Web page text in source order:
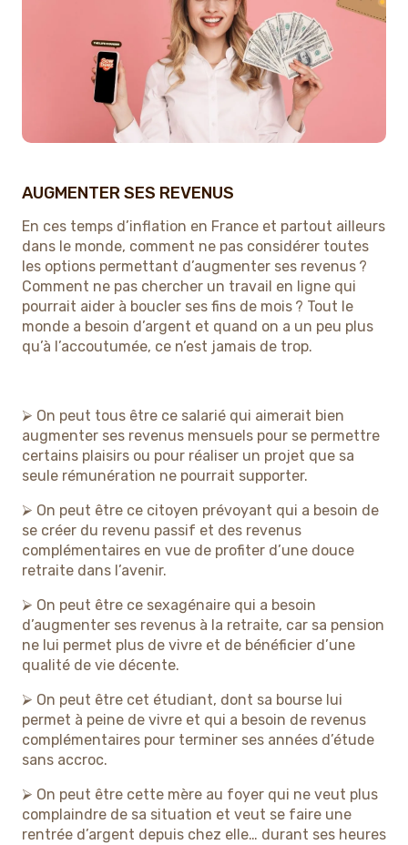
AUGMENTER SES REVENUS
En ces temps d’inflation en France et partout ailleurs
dans le monde, comment ne pas considérer toutes
les options permettant d’augmenter ses revenus ?
Comment ne pas chercher un travail en ligne qui
pourrait aider à boucler ses fins de mois ? Tout le
monde a besoin d’argent et quand on a un peu plus
qu’à l’accoutumée, ce n’est jamais de trop.
⮚ On peut tous être ce salarié qui aimerait bien
augmenter ses revenus mensuels pour se permettre
certains plaisirs ou pour réaliser un projet que sa
seule rémunération ne pourrait supporter.
⮚ On peut être ce citoyen prévoyant qui a besoin de
se créer du revenu passif et des revenus
complémentaires en vue de profiter d’une douce
retraite dans l’avenir.
⮚ On peut être ce sexagénaire qui a besoin
d’augmenter ses revenus à la retraite, car sa pension
ne lui permet plus de vivre et de bénéficier d’une
qualité de vie décente.
⮚ On peut être cet étudiant, dont sa bourse lui
permet à peine de vivre et qui a besoin de revenus
complémentaires pour terminer ses années d’étude
sans accroc.
⮚ On peut être cette mère au foyer qui ne veut plus
complaindre de sa situation et veut se faire une
rentrée d’argent depuis chez elle… durant ses heures